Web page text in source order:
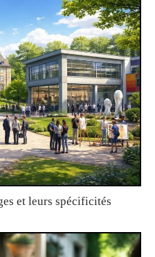
et leurs spécificités